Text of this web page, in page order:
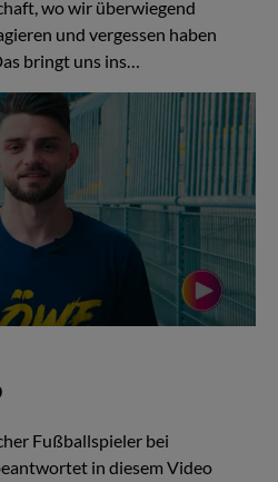
wo wir überwiegend
und vergessen haben
bringt uns ins…
Fußballspieler bei
in diesem Video